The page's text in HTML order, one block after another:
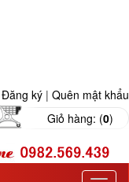
Đăng ký | Quên mật khẩu
Giỏ hàng: (0)